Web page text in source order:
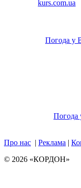
Погода у
Погода
Про нас | Реклама |
© 2026 «КОРДОН»